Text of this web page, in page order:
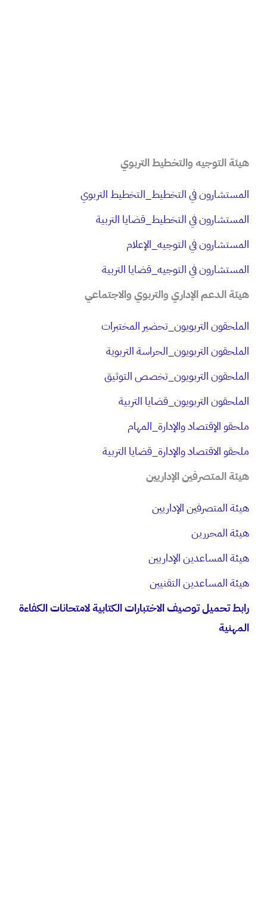
هيئة التوجيه والتخطيط التربوي
​المستشارون في التخطيط_التخطيط التربوي
​المستشارون في التخطيط_قضايا التربية
المستشارون في التوجيه_الإعلام
المستشارون في التوجيه_قضايا التربية
هيئة الدعم الإداري والتربوي والاجتماعي​ ​ ​
​الملحقون التربويون_تحضير المختبرات
​الملحقون التربويون_الحراسة التربوية
الملحقون التربويون_تخصص التوثيق
​الملحقون التربويون_قضايا التربية
ملحقو الإقتصاد والإدارة_المهام
ملحقو الاقتصاد والإدارة_قضايا التربية
​هيئة المتصرفين الإداريين
​هيئة المتصرفين الإداريين
​هيئة المحررين
​هيئة المساعدين الإداريين
​هيئة المساعدين التقنيين
رابط تحميل توصيف الاختبارات الكتابية لامتحانات الكفاءة
المهنية